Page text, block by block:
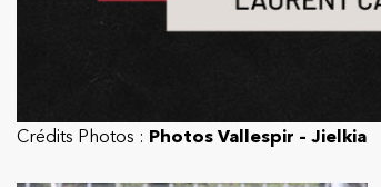
Crédits Photos : Photos Vallespir – Jielkia